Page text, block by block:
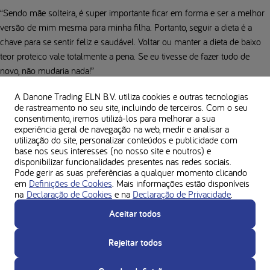
“Sendo mãe solteira, é super importante ficar em forma e ser a melhor
versão de mim mesma para minha filha. Portanto, seguir a dieta é a
chave para se sentir feliz e saudável. Voltar ou manter a dieta de baixo
teor proteico vale totalmente a pena. Se eu tivesse de fazer tudo de
novo, não mudaria nada!”
Sobre o promotor
Disclaimer
Não. Uma vez que o bebé nasce, desde que não tenha PKU, pode amamentar
enquanto estiver numa dieta relaxada ou "fora da dieta". Isto ocorre porque o
bebé é capaz de quebrar qualquer fenilalanina extra que obterá do leite materno.
Se o seu bebé tiver PKU, consegue ainda dar uma determinada quantidade de
leite materno, junto com uma fórmula infantil especializada para PKU.
A Danone Trading ELN B.V. utiliza cookies e outras tecnologias
de rastreamento no seu site, incluindo de terceiros. Com o seu
consentimento, iremos utilizá-los para melhorar a sua
experiência geral de navegação na web, medir e analisar a
utilização do site, personalizar conteúdos e publicidade com
base nos seus interesses (no nosso site e noutros) e
disponibilizar funcionalidades presentes nas redes sociais.
Pode gerir as suas preferências a qualquer momento clicando
em Definições de Cookies. Mais informações estão disponíveis
na Declaração de Cookies e na Declaração de Privacidade.
Aceitar todos
Rejeitar todos